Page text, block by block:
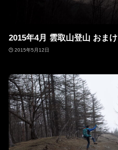
2015年4月 雲取山登山 おまけ
2015年5月12日